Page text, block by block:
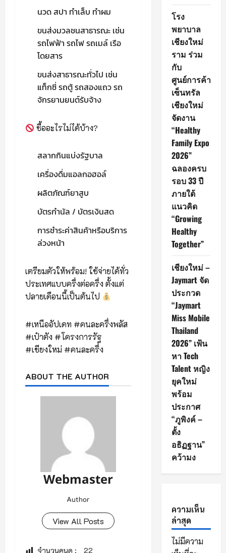
นวด สปา ทำเล็บ ทำผม
ขนส่งมวลชนสาธารณะ เช่น
รถไฟฟ้า รถไฟ รถเมล์ เรือ
โดยสาร
ขนส่งสาธารณะทั่วไป เช่น
แท็กซี่ รถตู้ รถสองแถว รถ
จักรยานยนต์รับจ้าง
ซื้ออะไรไม่ได้บ้าง?
สลากกินแบ่งรัฐบาล
เครื่องดื่มแอลกอฮอล์
ผลิตภัณฑ์ยาสูบ
บัตรกำนัล / บัตรเงินสด
การชำระค่าสินค้าหรือบริการ
ล่วงหน้า
เตรียมตัวให้พร้อม! ใช้จ่ายได้ทั่ว
ประเทศแบบครึ่งต่อครึ่ง ตั้งแต่
ปลายเดือนนี้เป็นต้นไป
#เหนืออัปเดท #คนละครึ่งพลัส
#เป๋าตัง #โครงการรัฐ
#เชียงใหม่ #คนละครึ่ง
ABOUT THE AUTHOR
Webmaster
Author
View All Posts
จำนวนคนดู : 22
โรง
พยาบาล
เชียงใหม่
ราม ร่วม
กับ
ศูนย์การค้า
เซ็นทรัล
เชียงใหม่
จัดงาน
“Healthy
Family Expo
2026”
ฉลองครบ
รอบ 33 ปี
ภายใต้
แนวคิด
“Growing
Healthy
Together”
เชียงใหม่ –
Jaymart จัด
ประกวด
“Jaymart
Miss Mobile
Thailand
2026” เฟ้น
หา Tech
Talent หญิง
ยุคใหม่
พร้อม
ประกาศ
“ภูพิงค์ –
ตั้ง
อธิฏฐาน”
คว้ามง
ความเห็น
ล่าสุด
ไม่มีความ